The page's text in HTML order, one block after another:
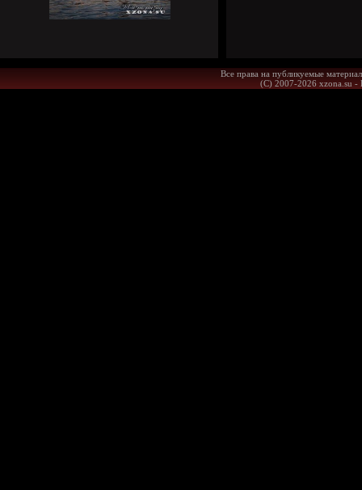
Все права на публикуемые
(С) 2007-2026 xzona.su -